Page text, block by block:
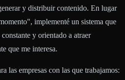
y distribuir contenido. En lugar
implementé un sistema que
y orientado a atraer
que me interesa.
las empresas con las que trabajamos: